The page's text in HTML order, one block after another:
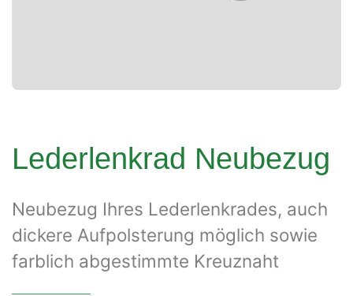
Lederlenkrad Neubezug
Neubezug Ihres Lederlenkrades, auch
dickere Aufpolsterung möglich sowie
farblich abgestimmte Kreuznaht